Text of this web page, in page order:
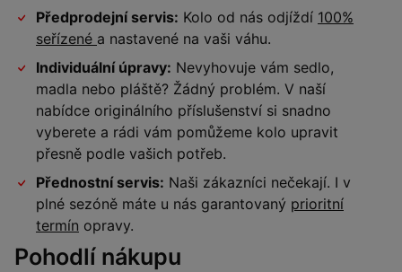
Předprodejní servis: Kolo od nás odjíždí 100%
seřízené a nastavené na vaši váhu.
Individuální úpravy: Nevyhovuje vám sedlo,
madla nebo pláště? Žádný problém. V naší
nabídce originálního příslušenství si snadno
vyberete a rádi vám pomůžeme kolo upravit
přesně podle vašich potřeb.
Přednostní servis: Naši zákazníci nečekají. I v
plné sezóně máte u nás garantovaný prioritní
termín opravy.
Pohodlí nákupu